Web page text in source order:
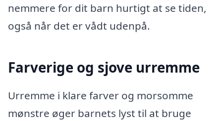
nemmere for dit barn hurtigt at se tiden,
også når det er vådt udenpå.
Farverige og sjove urremme
Urremme i klare farver og morsomme
mønstre øger barnets lyst til at bruge